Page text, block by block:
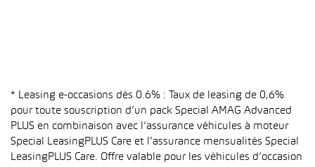
* Leasing e-occasions dès 0.6% : Taux de leasing de 0,6%
pour toute souscription d’un pack Special AMAG Advanced
PLUS en combinaison avec l’assurance véhicules à moteur
Special LeasingPLUS Care et l’assurance mensualités Special
LeasingPLUS Care. Offre valable pour les véhicules d’occasion